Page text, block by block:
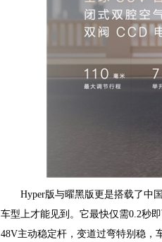
Hyper版与曜黑版更是搭载了中
车型上才能见到。它最快仅需0.2秒
48V主动稳定杆，变道过弯特别稳，